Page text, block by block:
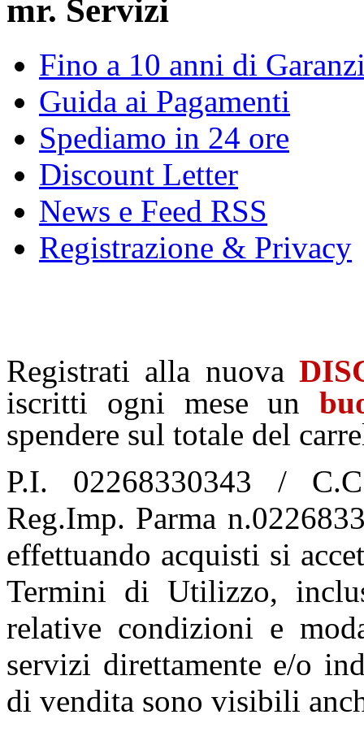
mr. Servizi
Fino a 10 anni di
Guida ai Pagamenti
Spediamo in 24 ore
Discount Letter
News e Feed RSS
Registrazione & Privacy
Registrati alla nuova
iscritti ogni mese un
spendere sul totale del
P.I. 02268330343 /
Reg.Imp. Parma
effettuando acquisti si
Termini di Utilizzo,
relative condizioni e
servizi direttamente e/o
di vendita sono visibili